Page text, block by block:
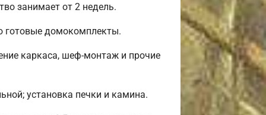
занимает от 2 недель.
готовые домокомплекты.
каркаса, шеф-монтаж и прочие
установка печки и камина.